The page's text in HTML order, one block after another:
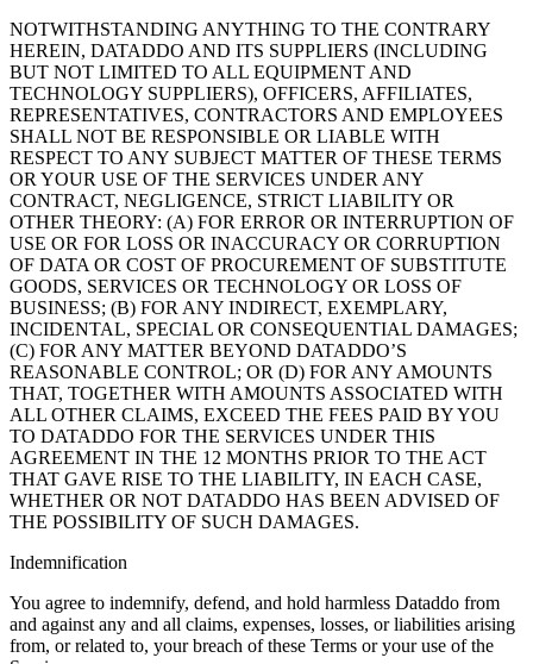
NOTWITHSTANDING ANYTHING TO THE CONTRARY
HEREIN, DATADDO AND ITS SUPPLIERS (INCLUDING
BUT NOT LIMITED TO ALL EQUIPMENT AND
TECHNOLOGY SUPPLIERS), OFFICERS, AFFILIATES,
REPRESENTATIVES, CONTRACTORS AND EMPLOYEES
SHALL NOT BE RESPONSIBLE OR LIABLE WITH
RESPECT TO ANY SUBJECT MATTER OF THESE TERMS
OR YOUR USE OF THE SERVICES UNDER ANY
CONTRACT, NEGLIGENCE, STRICT LIABILITY OR
OTHER THEORY: (A) FOR ERROR OR INTERRUPTION OF
USE OR FOR LOSS OR INACCURACY OR CORRUPTION
OF DATA OR COST OF PROCUREMENT OF SUBSTITUTE
GOODS, SERVICES OR TECHNOLOGY OR LOSS OF
BUSINESS; (B) FOR ANY INDIRECT, EXEMPLARY,
INCIDENTAL, SPECIAL OR CONSEQUENTIAL DAMAGES;
(C) FOR ANY MATTER BEYOND DATADDO’S
REASONABLE CONTROL; OR (D) FOR ANY AMOUNTS
THAT, TOGETHER WITH AMOUNTS ASSOCIATED WITH
ALL OTHER CLAIMS, EXCEED THE FEES PAID BY YOU
TO DATADDO FOR THE SERVICES UNDER THIS
AGREEMENT IN THE 12 MONTHS PRIOR TO THE ACT
THAT GAVE RISE TO THE LIABILITY, IN EACH CASE,
WHETHER OR NOT DATADDO HAS BEEN ADVISED OF
THE POSSIBILITY OF SUCH DAMAGES.
Indemnification
You agree to indemnify, defend, and hold harmless Dataddo from
and against any and all claims, expenses, losses, or liabilities arising
from, or related to, your breach of these Terms or your use of the